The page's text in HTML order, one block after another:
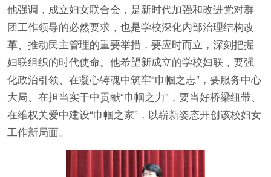
他强调，成立妇女联合会，是新时代加强和改进党对群
团工作领导的必然要求，也是学校深化内部治理结构改
革、推动民主管理的重要举措，要应时而立，深刻把握
妇联组织的时代使命。他希望新成立的学校妇联，要强
化政治引领、在凝心铸魂中筑牢“巾帼之志”，要服务中心
大局、在担当实干中贡献“巾帼之力”，要当好桥梁纽带、
在维权关爱中建设“巾帼之家”，以崭新姿态开创该校妇女
工作新局面。